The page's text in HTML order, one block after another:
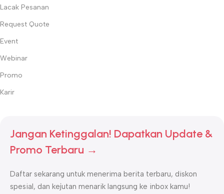
Lacak Pesanan
Request Quote
Event
Webinar
Promo
Karir
Jangan Ketinggalan! Dapatkan Update &
Promo Terbaru →
Daftar sekarang untuk menerima berita terbaru, diskon
spesial, dan kejutan menarik langsung ke inbox kamu!